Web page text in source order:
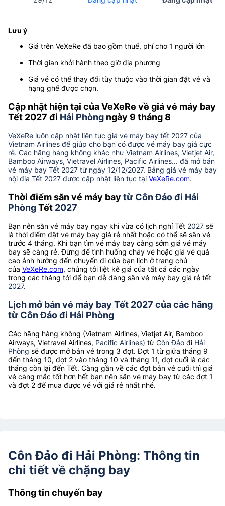
Lưu ý
Giá trên VeXeRe đã bao gồm thuế, phí cho 1 người lớn
Thời gian khởi hành theo giờ địa phương
Giá vé có thể thay đổi tùy thuộc vào thời gian đặt vé và
hạng ghế được chọn.
Cập nhật hiện tại của VeXeRe về giá vé máy bay
Tết 2027 đi Hải Phòng ngày 9 tháng 8
VeXeRe luôn cập nhật liên tục giá vé máy bay tết 2027 của
Vietnam Airlines để giúp cho bạn có được vé máy bay giá cực
rẻ. Các hãng hàng không khác như Vietnam Airlines, Vietjet Air,
Bamboo Airways, Vietravel Airlines, Pacific Airlines... đã mở bán
vé máy bay Tết 2027 từ ngày 12/12/2027. Bảng giá vé máy bay
nội địa Tết 2027 được cập nhật liên tục tại VeXeRe.com.
Thời điểm săn vé máy bay từ Côn Đảo đi Hải
PhòngTết 2027
Bạn nên săn vé máy bay ngay khi vừa có lịch nghỉ Tết 2027 sẽ
là thời điểm đặt vé máy bay giá rẻ nhất hoặc có thể sẽ săn vé
trước 4 tháng. Khi bạn tìm vé máy bay càng sớm giá vé máy
bay sẽ càng rẻ. Đừng để tình huống cháy vé hoặc giá vé quá
cao ảnh hưởng đến chuyến đi của bạn lịch ở trang chủ
của VeXeRe.com, chúng tôi liệt kê giá của tất cả các ngày
trong các tháng tới để bạn dễ dàng săn vé máy bay giá rẻ tết
2027.
Lịch mở bán vé máy bay Tết 2027 của các hãng
từ Côn Đảo đi Hải Phòng
Các hãng hàng không (Vietnam Airlines, Vietjet Air, Bamboo
Airways, Vietravel Airlines, Pacific Airlines) từ Côn Đảo đi Hải
Phòng sẽ được mở bán vé trong 3 đợt. Đợt 1 từ giữa tháng 9
đến tháng 10, đợt 2 vào tháng 10 và tháng 11, đợt cuối là các
tháng còn lại đến Tết. Càng gần về các đợt bán vé cuối thì giá
vé càng mắc tốt hơn hết bạn nên săn vé máy bay từ các đợt 1
và đợt 2 để mua được vé với giá rẻ nhất nhé.
Côn Đảo đi Hải Phòng: Thông tin
chi tiết về chặng bay
Thông tin chuyến bay